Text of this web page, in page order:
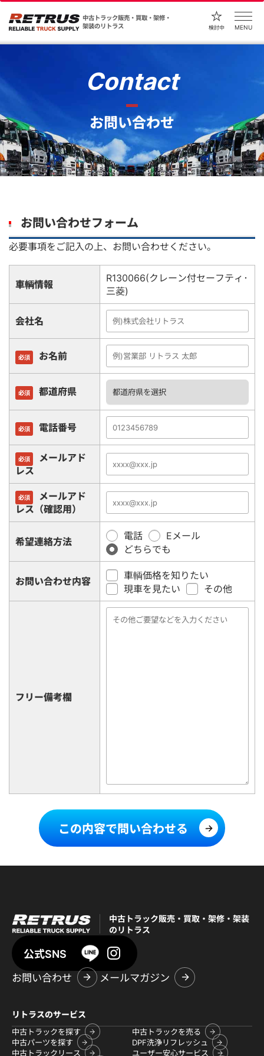
中古トラック販売・買取・架修・
架装のリトラス
検討中 MENU
Contact
お問い合わせ
お問い合わせフォーム
必要事項をご記入の上、お問い合わせください。
車輌情報
R130066(クレーン付セーフティ･
三菱)
会社名
必須 お名前
必須 都道府県
必須 電話番号
必須
メールアド
レス
必須
メールアド
レス（確認用）
希望連絡方法
電話
Eメール
どちらでも
お問い合わせ内容
車輌価格を知りたい
現車を見たい
その他
フリー備考欄
この内容で問い合わせる
中古トラック販売・買取・架修・架装
のリトラス
公式SNS
お問い合わせ
メールマガジン
リトラスのサービス
中古トラックを探す
中古トラックを売る
中古パーツを探す
DPF洗浄リフレッシュ
中古トラックリース
ユーザー安心サービス